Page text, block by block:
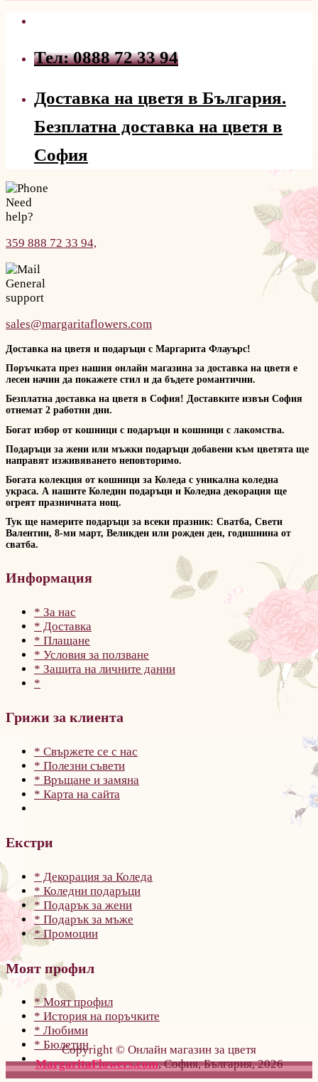
Тел: 0888 72 33 94
Доставка на цветя в България.
Безплатна доставка на цветя в
София
Need
help?
359 888 72 33 94,
General
support
sales@margaritaflowers.com
Доставка на цветя и подаръци с Маргарита Флауърс!
Поръчката през нашия онлайн магазина за доставка на цветя е
лесен начин да покажете стил и да бъдете романтични.
Безплатна доставка на цветя в София! Доставките извън София
отнемат 2 работни дни.
Богат избор от кошници с подаръци и кошници с лакомства.
Подаръци за жени или мъжки подаръци добавени към цветята ще
направят изживяването неповторимо.
Богата колекция от кошници за Коледа с уникална коледна
украса. А нашите Коледни подаръци и Коледна декорация ще
огреят празничната нощ.
Тук ще намерите подаръци за всеки празник: Сватба, Свети
Валентин, 8-ми март, Великден или рожден ден, годишнина от
сватба.
Информация
* За нас
* Доставка
* Плащане
* Условия за ползване
* Защита на личните данни
*
Грижи за клиента
* Свържете се с нас
* Полезни съвети
* Връщане и замяна
* Карта на сайта
Екстри
* Декорация за Коледа
* Коледни подаръци
* Подарък за жени
* Подарък за мъже
* Промоции
Моят профил
* Моят профил
* История на поръчките
* Любими
* БюлетинCopyright © Онлайн магазин за цветя
MargaritaFlowers.com, София, България, 2026